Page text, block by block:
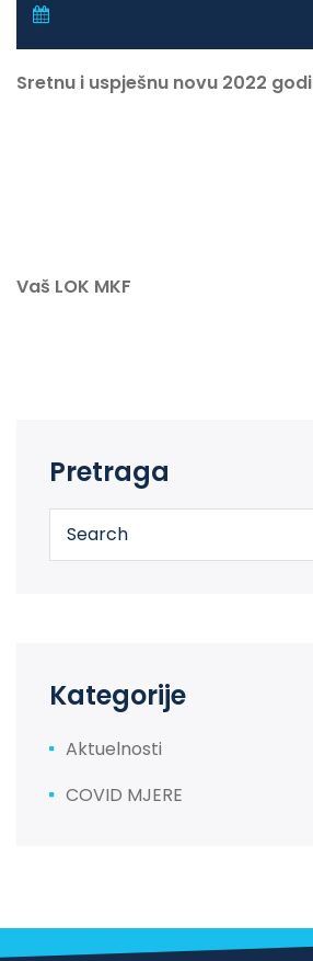
Sretnu i uspješnu novu 2022
Vaš LOK MKF
Pretraga
Kategorije
Aktuelnosti
COVID MJERE